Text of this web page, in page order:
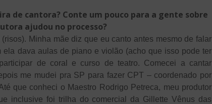
de cantora? Conte um pouco para a gente sobre
ajudou no processo?
Minha mãe diz que eu canto antes mesmo de falar
dava aulas de piano e violão (acho que isso pode ter
de coral e curso de teatro. Comecei a cantar
me mudei pra SP para fazer CPT – coordenado por
que conheci o Maestro Rodrigo Petreca, meu produtor
inclusive foi trilha do comercial da Gillette Vênus das